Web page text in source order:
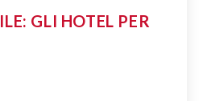
GLI HOTEL PER